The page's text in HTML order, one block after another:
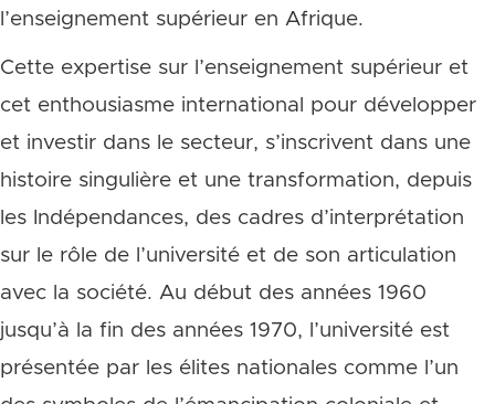
l’enseignement supérieur en Afrique.
Cette expertise sur l’enseignement supérieur et
cet enthousiasme international pour développer
et investir dans le secteur, s’inscrivent dans une
histoire singulière et une transformation, depuis
les Indépendances, des cadres d’interprétation
sur le rôle de l’université et de son articulation
avec la société. Au début des années 1960
jusqu’à la fin des années 1970, l’université est
présentée par les élites nationales comme l’un